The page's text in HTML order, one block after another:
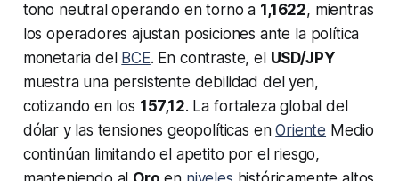
tono neutral operando en torno a 1,1622, mientras
los operadores ajustan posiciones ante la política
monetaria del BCE. En contraste, el USD/JPY
muestra una persistente debilidad del yen,
cotizando en los 157,12. La fortaleza global del
dólar y las tensiones geopolíticas enOriente Medio
continúan limitando el apetito por el riesgo,